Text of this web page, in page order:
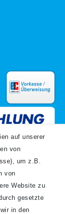
auf unserer
von
um z.B.
von
Website zu
gesetzte
in den